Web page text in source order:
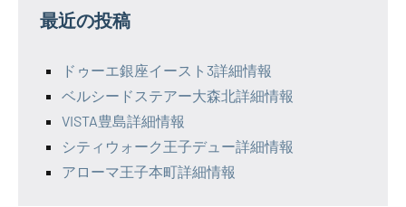
最近の投稿
ドゥーエ銀座イースト3詳細情報
ベルシードステアー大森北詳細情報
VISTA豊島詳細情報
シティウォーク王子デュー詳細情報
アローマ王子本町詳細情報